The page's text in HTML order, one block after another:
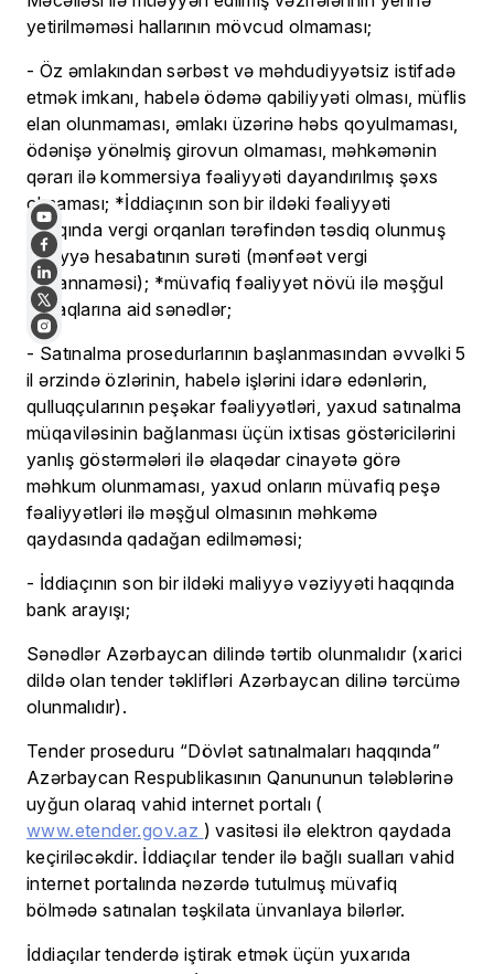
yetirilməməsi hallarının mövcud olmaması;
- Öz əmlakından sərbəst və məhdudiyyətsiz istifadə
etmək imkanı, habelə ödəmə qabiliyyəti olması, müflis
elan olunmaması, əmlakı üzərinə həbs qoyulmaması,
ödənişə yönəlmiş girovun olmaması, məhkəmənin
qərarı ilə kommersiya fəaliyyəti dayandırılmış şəxs
olmaması; *İddiaçının son bir ildəki fəaliyyəti
haqqında vergi orqanları tərəfindən təsdiq olunmuş
maliyyə hesabatının surəti (mənfəət vergi
bəyannaməsi); *müvafiq fəaliyyət növü ilə məşğul
olmaqlarına aid sənədlər;
- Satınalma prosedurlarının başlanmasından əvvəlki 5
il ərzində özlərinin, habelə işlərini idarə edənlərin,
qulluqçularının peşəkar fəaliyyətləri, yaxud satınalma
müqaviləsinin bağlanması üçün ixtisas göstəricilərini
yanlış göstərmələri ilə əlaqədar cinayətə görə
məhkum olunmaması, yaxud onların müvafiq peşə
fəaliyyətləri ilə məşğul olmasının məhkəmə
qaydasında qadağan edilməməsi;
- İddiaçının son bir ildəki maliyyə vəziyyəti haqqında
bank arayışı;
Sənədlər Azərbaycan dilində tərtib olunmalıdır (xarici
dildə olan tender təklifləri Azərbaycan dilinə tərcümə
olunmalıdır).
Tender proseduru “Dövlət satınalmaları haqqında”
Azərbaycan Respublikasının Qanununun tələblərinə
uyğun olaraq vahid internet portalı (
www.etender.gov.az ) vasitəsi ilə elektron qaydada
keçiriləcəkdir. İddiaçılar tender ilə bağlı sualları vahid
internet portalında nəzərdə tutulmuş müvafiq
bölmədə satınalan təşkilata ünvanlaya bilərlər.
İddiaçılar tenderdə iştirak etmək üçün yuxarıda